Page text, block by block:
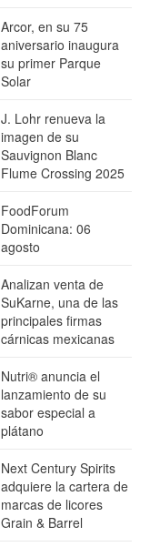
Arcor, en su 75
aniversario inaugura
su primer Parque
Solar
J. Lohr renueva la
imagen de su
Sauvignon Blanc
Flume Crossing 2025
FoodForum
Dominicana: 06
agosto
Analizan venta de
SuKarne, una de las
principales firmas
cárnicas mexicanas
Nutri® anuncia el
lanzamiento de su
sabor especial a
plátano
Next Century Spirits
adquiere la cartera de
marcas de licores
Grain & Barrel